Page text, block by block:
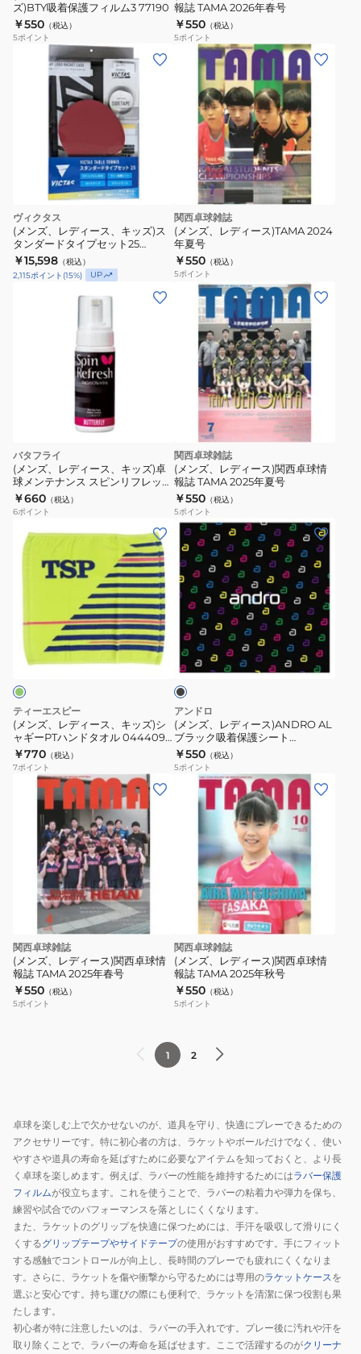
ズ)BTY吸着保護フィルム3 77190
￥550 （税込）
5ポイント
報誌 TAMA 2026年春号
￥550 （税込）
5ポイント
ヴィクタス
(メンズ、レディース、キッズ)ス
タンダードタイプセット25
025846
￥15,598 （税込）
2,115ポイント (15%) UP
関西卓球雑誌
(メンズ、レディース)TAMA 2024
年夏号
￥550 （税込）
5ポイント
バタフライ
(メンズ、レディース、キッズ)卓
球メンテナンス スピンリフレッシ
ュ 泡タイプ 75810
￥660 （税込）
6ポイント
関西卓球雑誌
(メンズ、レディース)関西卓球情
報誌 TAMA 2025年夏号
￥550 （税込）
5ポイント
ン
ィ
ー
ス、
キ
ッ
ズ)
シ
ャ
044409
0280
ティーエスピー
(メンズ、レディース、キッズ)シ
ャギーPTハンドタオル 044409
0280
￥770 （税込）
7ポイント
(メ
ン
ズ、
レ
ー
ス)ANDRO
AL
ブ
ラ
ッ
ク
140023020
ブ
ラ
ッ
ク
ブ
ラ
ッ
アンドロ
(メンズ、レディース)ANDRO AL
ブラック吸着保護シート
140023020 ALブラック
￥550 （税込）
5ポイント
関西卓球雑誌
(メンズ、レディース)関西卓球情
報誌 TAMA 2025年春号
￥550 （税込）
5ポイント
関西卓球雑誌
(メンズ、レディース)関西卓球情
報誌 TAMA 2025年秋号
￥550 （税込）
5ポイント
1 2
卓球を楽しむ上で欠かせないのが、道具を守り、快適にプレーできるための
アクセサリーです。特に初心者の方は、ラケットやボールだけでなく、使い
やすさや道具の寿命を延ばすために必要なアイテムを知っておくと、より長
く卓球を楽しめます。例えば、ラバーの性能を維持するためにはラバー保護
フィルムが役立ちます。これを使うことで、ラバーの粘着力や弾力を保ち、
練習や試合でのパフォーマンスを落としにくくなります。
また、ラケットのグリップを快適に保つためには、手汗を吸収して滑りにく
くするグリップテープやサイドテープの使用がおすすめです。手にフィット
する感触でコントロールが向上し、長時間のプレーでも疲れにくくなりま
す。さらに、ラケットを傷や衝撃から守るためには専用のラケットケースを
選ぶと安心です。持ち運びの際にも便利で、ラケットを清潔に保つ役割も果
たします。
初心者が特に注意したいのは、ラバーの手入れです。プレー後に汚れや汗を
取り除くことで、ラバーの寿命を延ばせます。ここで活躍するのがクリーナ